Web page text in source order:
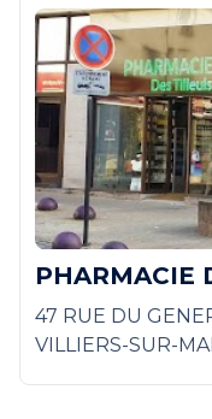
PHARMACIE
47 RUE DU
VILLIERS-SUR-